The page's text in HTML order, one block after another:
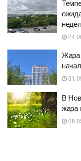
Жара
В
жара